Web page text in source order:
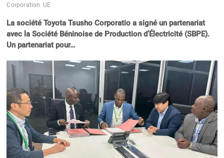
Corporation UE
La société Toyota Tsusho Corporatio a signé un partenariat
avec la Société Béninoise de Production d’Électricité (SBPE).
Un partenariat pour…